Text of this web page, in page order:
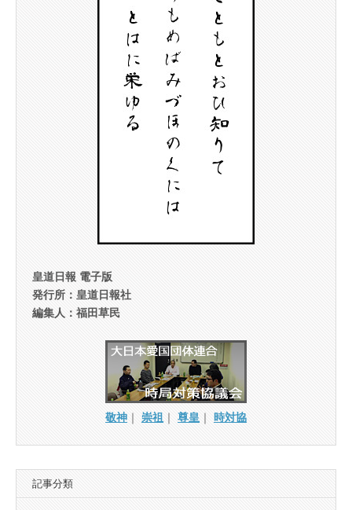
皇道日報 電子版
発行所：皇道日報社
編集人：福田草民
敬神 ｜ 崇祖 ｜ 尊皇 ｜ 時対協
記事分類